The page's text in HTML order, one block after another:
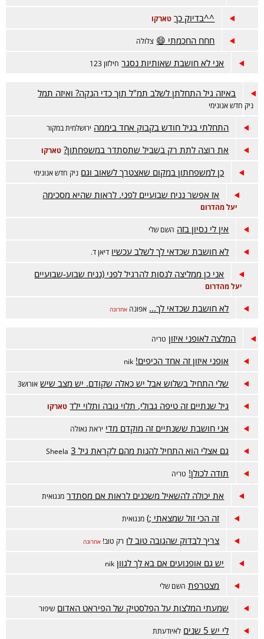
^^בדיוק כך טארקו
חחח החכמתי 😄 צלולה
אני לא חושבת שאותיות נסגר חילזון 123
באיזה גיל התחלתן לשלב תמ"ל תוך כדי הנקה? ואיזה תמל
ניק חדש אנונימי
התחלתי בגיל חודש בקבוק אחד ביממה ירושלמית במקור
את רוצה לתת רק בשביל שתסתדר במשפחתון? טארקו
כן למשפחתון במקום שאצטרך לשאוב וגם ניק חדש אנונימי
אז אפשר נניח שבועיים לפני. לראות שהיא מסכימה
יעל מהדרום
אין לי נסיון בזה השם שלי
לא חושבת שכדאי לך לשלב עכשיו דיאן ד.
אני כן ממליצה לנסות להרגיל לפני (נניח שבוע-שבועיים
יעל מהדרום
לא חושבת שכדאי לך... אפונה אחרונה
המלצה לאופני איזון טריה
אופני איזון זה אחד הכיפים! nik
שלי התחיל בשלוש אבל יש כאלה שקודם. יש מצב שיש אורוש3
גיל שנתיים זה טיפה גבולי, תלוי גובה ותלוי ילד טארקו
אני חושבת ששנתיים זה מוקדם מדי יראת גאולה
גם אצלי הוא התחיל להנות מהם לקראת גיל 3 Sheela
תודה לכולן! טריה
את יכולה להשאיל משכנים לראות אם מסתדר מנגואית
זה הכי זול שמצאתי ;) מנגואית
צריך לבדוק שהגובה טוב לו רק טוב! אחרונה
יש גם אופנועים אם בא לך לגוון nik
מצטרפת השם שלי
שמעתי המלצות על הפלסטיק של הפיראט האדום שיפור
לי יש 5 שנים לאיודעתת